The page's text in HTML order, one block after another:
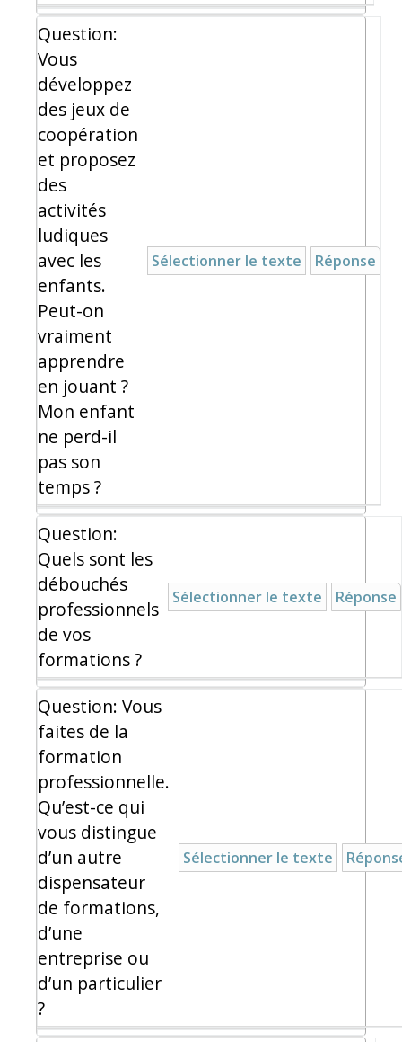
Question:
Vous
développez
des jeux de
coopération
et proposez
des
activités
ludiques
avec les
enfants.
Peut-on
vraiment
apprendre
en jouant ?
Mon enfant
ne perd-il
pas son
temps ?
Sélectionner le texte Réponse
Question:
Quels sont les
débouchés
professionnels
de vos
formations ?
Sélectionner le texte Réponse
Question: Vous
faites de la
formation
professionnelle.
Qu’est-ce qui
vous distingue
d’un autre
dispensateur
de formations,
d’une
entreprise ou
d’un particulier
?
Sélectionner le texte